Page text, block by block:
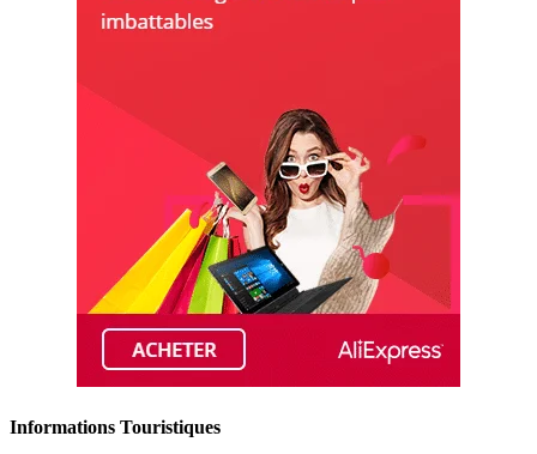
Informations Touristiques